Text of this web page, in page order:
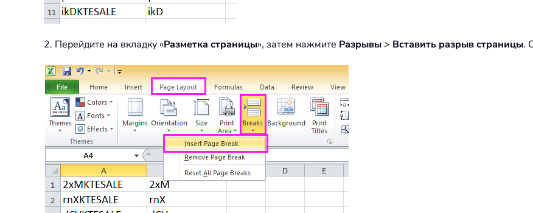
2. Перейдите на вкладку «Разметка страницы», затем нажмите Разрывы > Вставить разрыв страницы.